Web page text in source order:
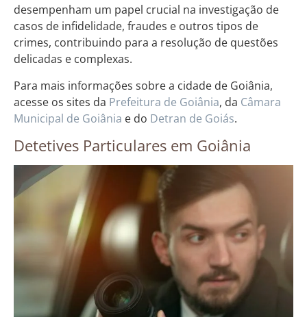
desempenham um papel crucial na investigação de
casos de infidelidade, fraudes e outros tipos de
crimes, contribuindo para a resolução de questões
delicadas e complexas.
Para mais informações sobre a cidade de Goiânia,
acesse os sites da Prefeitura de Goiânia, da Câmara
Municipal de Goiânia e do Detran de Goiás.
Detetives Particulares em Goiânia